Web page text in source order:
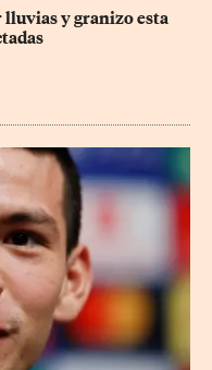
y granizo esta